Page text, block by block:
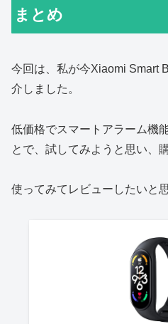
まとめ
今回は、私が今Xiaomi Smart
介しました。
低価格でスマートアラーム機
とで、試してみようと思い、
使ってみてレビューしたいと